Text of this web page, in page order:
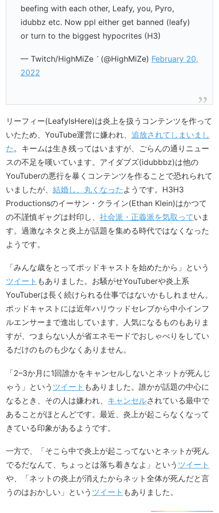
beefing with each other, Leafy, you, Pyro,
idubbz etc. Now ppl either get banned (leafy)
or turn to the biggest hypocrites (H3)
— Twitch/HighMiZe  (@HighMiZe) February 20,
2022
リーフィー(LeafyIsHere)は炎上を扱うコンテンツを作って
いたため、YouTube運営に嫌われ、 追放されてしまいまし
た。キームは生き残ってはいますが、ごらんの通りニュー
スの不足を嘆いています。アイダブズ(idubbbz)は他の
YouTuberの悪行を暴くコンテンツを作ることで恐れられて
いましたが、 結婚し、丸くなった ようです。H3H3
Productionsのイーサン・クライン(Ethan Klein)はかつて
の不謹慎ギャグは封印し、 社会派・正義派を気取っていま
す。過激なネタと炎上が話題を集める時代ではなくなった
ようです。
「みんな歳をとってポッドキャストを始めたから」という
ツイート もありました。お騒がせYouTuberや炎上系
YouTuberは長く続けられる仕事ではないかもしれません。
ポッドキャストには近年ハリウッドセレブから中小インフ
ルエンサーまで進出しています。人気になるものもありま
すが、つまらない人が省エネモードでおしゃべりをしてい
るだけのものも少なくありません。
「2–3か月に1回誰かをキャンセルしないとネットが死んじ
ゃう」という ツイート もありました。誰かが話題の中心に
なるとき、その人は嫌われ、 キャンセルされている最中で
あることがほとんどです。最近、炎上が起こらなくなって
きている印象があるようです。
一方で、「そこら中で炎上が起こってないとネットが死ん
でるだなんて、ちょっとは落ち着きなよ」という ツイート
や、「ネットの炎上が消えたからネット全体が死んだと言
うのはおかしい」という ツイート もありました。